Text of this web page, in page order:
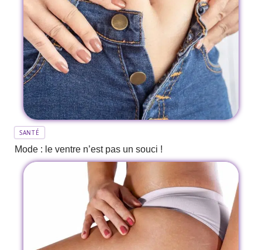
SANTÉ
Mode : le ventre n’est pas un souci !